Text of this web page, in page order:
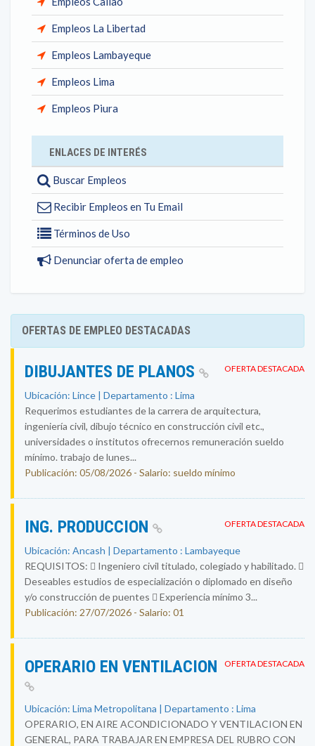
Empleos La Libertad
Empleos Lambayeque
Empleos Lima
Empleos Piura
ENLACES DE INTERÉS
Buscar Empleos
Recibir Empleos en Tu Email
Términos de Uso
Denunciar oferta de empleo
OFERTAS DE EMPLEO DESTACADAS
OFERTA DESTACADA
DIBUJANTES DE PLANOS
Ubicación: Lince | Departamento : Lima
Requerimos estudiantes de la carrera de arquitectura,
ingeniería civil, dibujo técnico en construcción civil etc.,
universidades o institutos ofrecernos remuneración sueldo
mínimo. trabajo de lunes...
Publicación: 05/08/2026 - Salario: sueldo mínimo
OFERTA DESTACADA
ING. PRODUCCION
Ubicación: Ancash | Departamento : Lambayeque
REQUISITOS:  Ingeniero civil titulado, colegiado y habilitado. 
Deseables estudios de especialización o diplomado en diseño
y/o construcción de puentes  Experiencia mínimo 3...
Publicación: 27/07/2026 - Salario: 01
OFERTA DESTACADA
OPERARIO EN VENTILACION
Ubicación: Lima Metropolitana | Departamento : Lima
OPERARIO, EN AIRE ACONDICIONADO Y VENTILACION EN
GENERAL, PARA TRABAJAR EN EMPRESA DEL RUBRO CON